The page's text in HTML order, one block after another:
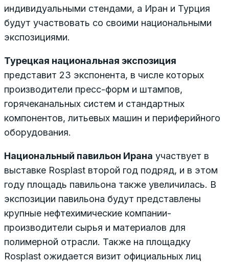
индивидуальными стендами, а Иран и Турция
будут участвовать со своими национальными
экспозициями.
Турецкая национальная экспозиция
представит 23 экспонента, в числе которых
производители пресс-форм и штампов,
горячеканальных систем и стандартных
компонентов, литьевых машин и периферийного
оборудования.
Национальный павильон Ирана участвует в
выставке Rosplast второй год подряд, и в этом
году площадь павильона также увеличилась. В
экспозиции павильона будут представлены
крупные нефтехимические компании-
производители сырья и материалов для
полимерной отрасли. Также на площадку
Rosplast ожидается визит официальных лиц